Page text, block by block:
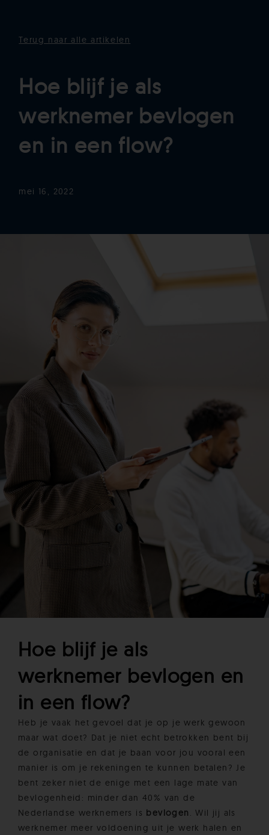
Terug naar alle artikelen
Hoe blijf je als
werknemer bevlogen
en in een flow?
mei 16, 2022
Hoe blijf je als
werknemer bevlogen en
in een flow?
Heb je vaak het gevoel dat je op je werk gewoon
maar wat doet? Dat je niet echt betrokken bent bij
de organisatie en dat je baan voor jou vooral een
manier is om je rekeningen te kunnen betalen? Je
bent zeker niet de enige met een lage mate van
bevlogenheid: minder dan 40% van de
Nederlandse werknemers is bevlogen . Wil jij als
werknemer meer voldoening uit je werk halen en